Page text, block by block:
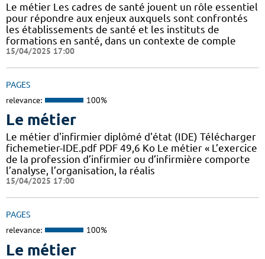
Le métier Les cadres de santé jouent un rôle essentiel
pour répondre aux enjeux auxquels sont confrontés
les établissements de santé et les instituts de
formations en santé, dans un contexte de comple
15/04/2025 17:00
PAGES
relevance: 100%
Le métier
Le métier d'infirmier diplômé d'état (IDE) Télécharger
fichemetier-IDE.pdf PDF 49,6 Ko Le métier « L’exercice
de la profession d’infirmier ou d’infirmière comporte
l’analyse, l’organisation, la réalis
15/04/2025 17:00
PAGES
relevance: 100%
Le métier